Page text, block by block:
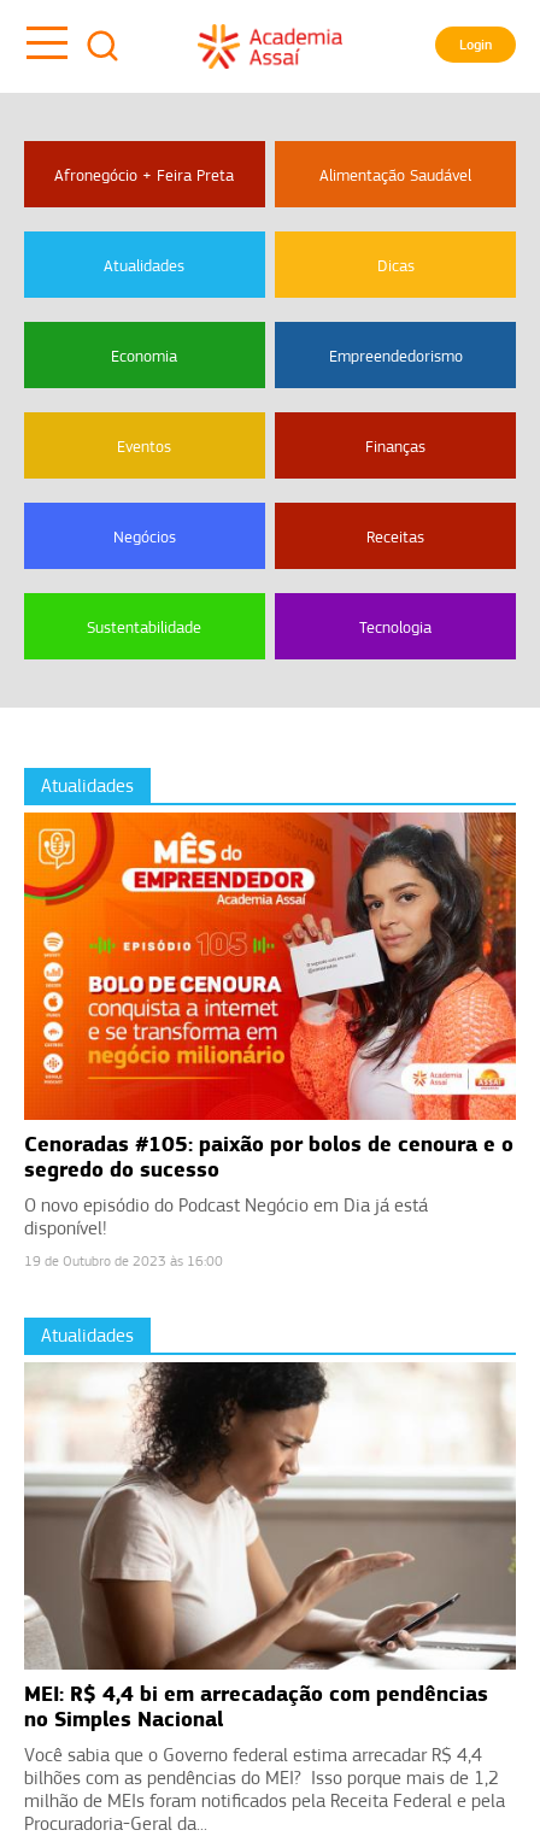
Login
Afronegócio + Feira Preta Alimentação Saudável
Atualidades Dicas
Economia Empreendedorismo
Eventos Finanças
Negócios Receitas
Sustentabilidade Tecnologia
Atualidades
Cenoradas #105: paixão por bolos de cenoura e o
segredo do sucesso
O novo episódio do Podcast Negócio em Dia já está
disponível!
19 de Outubro de 2023 às 16:00
Atualidades
MEI: R$ 4,4 bi em arrecadação com pendências
no Simples Nacional
Você sabia que o Governo federal estima arrecadar R$ 4,4
bilhões com as pendências do MEI? Isso porque mais de 1,2
milhão de MEIs foram notificados pela Receita Federal e pela
Procuradoria-Geral da...